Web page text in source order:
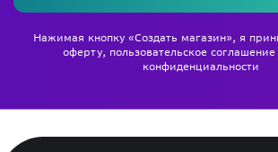
Нажимая кнопку «Создать магазин», я
оферту, пользовательское соглашение
конфиденциальности